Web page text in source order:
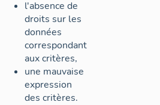
l'absence de
droits sur les
données
correspondant
aux critères,
une mauvaise
expression
des critères.